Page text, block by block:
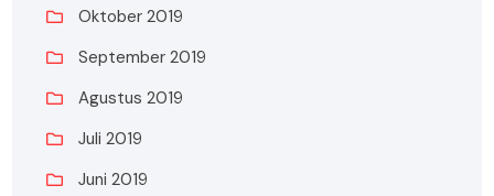
Oktober 2019
September 2019
Agustus 2019
Juli 2019
Juni 2019